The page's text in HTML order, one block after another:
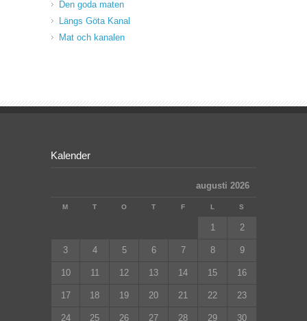
Den goda maten
Längs Göta Kanal
Mat och kanalen
Kalender
augusti 2026
M T O T F L S
1 2
3 4 5 6 7 8 9
10 11 12 13 14 15 16
17 18 19 20 21 22 23
24 25 26 27 28 29 30